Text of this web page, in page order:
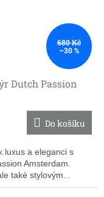
680 Kč
–30 %
Dutch Passion
Do košíku
luxus a eleganci s
Amsterdam.
také stylovým...